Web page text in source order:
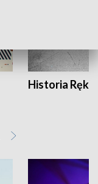
Historia Ręką